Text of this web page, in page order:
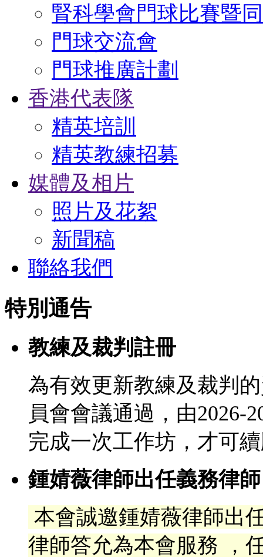
腎科學會門球比賽暨
門球交流會
門球推廣計劃
香港代表隊
精英培訓
精英教練招募
媒體及相片
照片及花絮
新聞稿
聯絡我們
特別通告
教練及裁判註冊
為有效更新教練及裁判
員會會議通過，由2026-
完成一次工作坊，才可
鍾婧薇律師出任義務律師
本會誠邀鍾婧薇律師出
律師答允為本會服務 ，